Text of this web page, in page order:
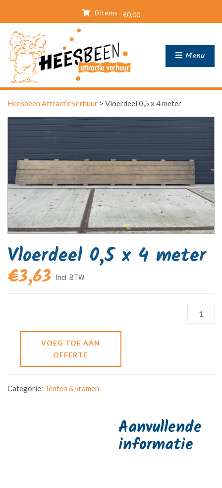
0 items - €0,00
Menu
Heesbeen Attractieverhuur > Vloerdeel 0,5 x 4 meter
Vloerdeel 0,5 x 4 meter
€3,63
VOEG TOE AAN
OFFERTE
Categorie: Tenten & kramen
Aanvullende
informatie